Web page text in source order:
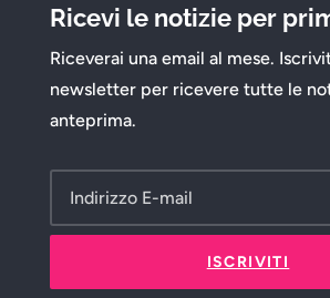
Ricevi le notizie per
Riceverai una email al mese.
newsletter per ricevere tutte le
anteprima.
ISCRIVITI